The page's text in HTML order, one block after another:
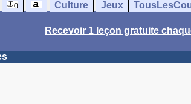
Culture Jeux
Recevoir 1 leçon gratuite